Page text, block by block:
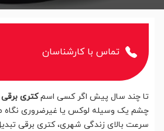
تماس با کارشناسان
تا چند سال پیش اگر کسی اسمکتری برقی
چشم یک وسیله لوکس یا غیرضروری نگاه
سرعت بالای زندگی شهری، کتری برقی